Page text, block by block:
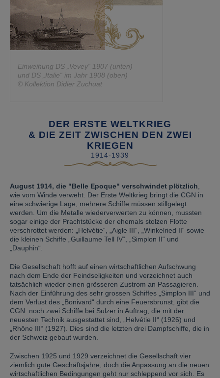
Einweihung DS „Vevey“ 1907 (unten)
und DS „Italie“ im Jahr 1908 (oben)
© Kollektion Didier Zuchuat
DER ERSTE WELTKRIEG
& DIE ZEIT ZWISCHEN DEN ZWEI
KRIEGEN
1914-1939
August 1914, die "Belle Epoque" verschwindet plötzlich
wie vom Winde verweht. Der Erste Weltkrieg bringt die CGN in
eine schwierige Lage, mehrere Schiffe müssen stillgelegt
werden. Um die Metalle wiederverwerten zu können, mussten
sogar einige der Prachtstücke der ehemals stolzen Flotte
verschrottet werden: „Helvétie“, „Aigle III“, „Winkelried II“ sowie
die kleinen Schiffe „Guillaume Tell IV“, „Simplon II“ und
„Dauphin“.
Die Gesellschaft hofft auf einen wirtschaftlichen Aufschwung
nach dem Ende der Feindseligkeiten und verzeichnet auch
tatsächlich wieder einen grösseren Zustrom an Passagieren.
Nach der Einführung des sehr grossen Schiffes „Simplon III“ und
dem Verlust des „Bonivard“ durch eine Feuersbrunst, gibt die
CGN noch zwei Schiffe bei Sulzer in Auftrag, die mit der
neuesten Technik ausgestattet sind, „Helvétie II“ (1926) und
„Rhône III“ (1927). Dies sind die letzten drei Dampfschiffe, die in
der Schweiz gebaut wurden.
Zwischen 1925 und 1929 verzeichnet die Gesellschaft vier
ziemlich gute Geschäftsjahre, doch die Anpassung an die neuen
wirtschaftlichen Bedingungen geht nur schleppend vor sich. Es